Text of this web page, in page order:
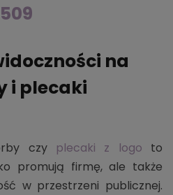
na
i plecaki
czy plecaki z logo to
promują firmę, ale także
w przestrzeni publicznej.